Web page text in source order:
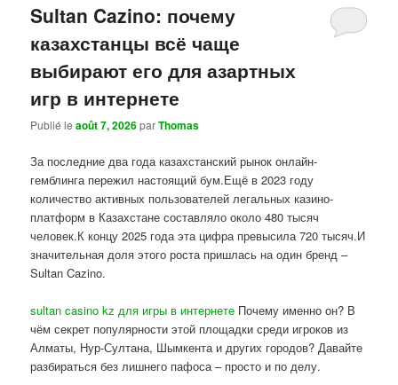
Sultan Cazino: почему
казахстанцы всё чаще
выбирают его для азартных
игр в интернете
Publié leaoût 7, 2026parThomas
За последние два года казахстанский рынок онлайн-
гемблинга пережил настоящий бум.Ещё в 2023 году
количество активных пользователей легальных казино-
платформ в Казахстане составляло около 480 тысяч
человек.К концу 2025 года эта цифра превысила 720 тысяч.И
значительная доля этого роста пришлась на один бренд –
Sultan Cazino.
sultan casino kz для игры в интернете Почему именно он? В
чём секрет популярности этой площадки среди игроков из
Алматы, Нур-Султана, Шымкента и других городов? Давайте
разбираться без лишнего пафоса – просто и по делу.